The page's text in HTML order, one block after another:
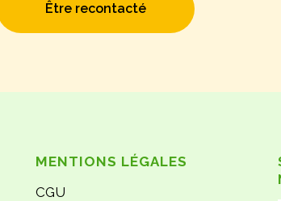
Être recontacté
MENTIONS LÉGALES
CGU